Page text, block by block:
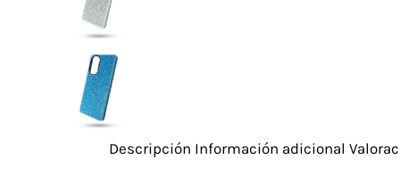
Descripción Información adicional